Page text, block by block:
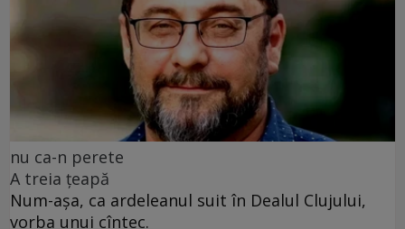
nu ca-n perete
A treia țeapă
Num-așa, ca ardeleanul suit în Dealul Clujului,
vorba unui cîntec.